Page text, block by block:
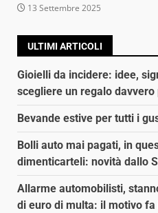
13 Settembre 2025
ULTIMI ARTICOLI
Gioielli da incidere: idee,
scegliere un regalo davvero
Bevande estive per tutti i
Bolli auto mai pagati, in
dimenticarteli: novità dallo
Allarme automobilisti,
di euro di multa: il motivo